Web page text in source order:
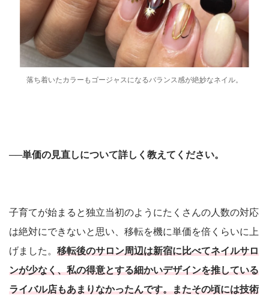
落ち着いたカラーもゴージャスになるバランス感が絶妙なネイル。
──単価の見直しについて詳しく教えてください。
子育てが始まると独立当初のようにたくさんの人数の対応
は絶対にできないと思い、移転を機に単価を倍くらいに上
げました。 移転後のサロン周辺は新宿に比べてネイルサロ
ンが少なく、私の得意とする細かいデザインを推している
ライバル店もあまりなかったんです。またその頃には技術